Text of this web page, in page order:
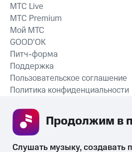
СКАЧАТЬ
MTС Live
MTС Premium
Мой МТС
GOOD’OK
Питч-форма
Поддержка
Пользовательское соглашение
Политика конфиденциальности
Слушать музыку, создавать